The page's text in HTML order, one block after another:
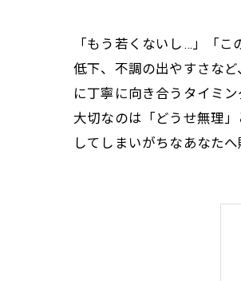
「もう若くないし…」「
低下、不調の出やすさな
に丁寧に向き合うタイミ
大切なのは「どうせ無理
してしまいがちなあなた